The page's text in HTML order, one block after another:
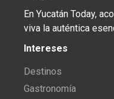
En Yucatán Today,
viva la auténtica
Intereses
Destinos
Gastronomía